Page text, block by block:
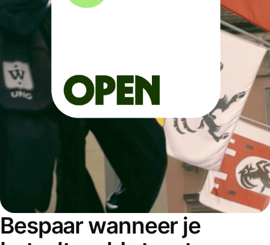
Bespaar wanneer je